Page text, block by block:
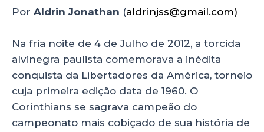
p
o
k
n
Por Aldrin Jonathan (aldrinjss@gmail.com)
Na fria noite de 4 de Julho de 2012, a torcida
alvinegra paulista comemorava a inédita
conquista da Libertadores da América, torneio
cuja primeira edição data de 1960. O
Corinthians se sagrava campeão do
campeonato mais cobiçado de sua história de